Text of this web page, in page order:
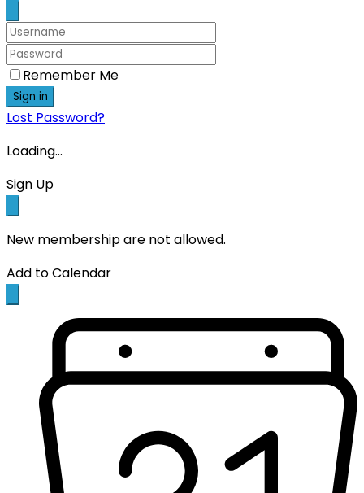
Remember Me
Sign in
Lost Password?
Loading...
Sign Up
New membership are not allowed.
Add to Calendar